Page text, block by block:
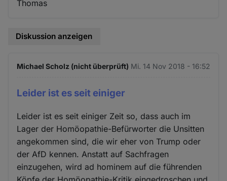
Thomas
Diskussion anzeigen
Michael Scholz (nicht überprüft) Mi. 14 Nov 2018 - 16:52
Leider ist es seit einiger
Leider ist es seit einiger Zeit so, dass auch im
Lager der Homöopathie-Befürworter die Unsitten
angekommen sind, die wir eher von Trump oder
der AfD kennen. Anstatt auf Sachfragen
einzugehen, wird ad hominem auf die führenden